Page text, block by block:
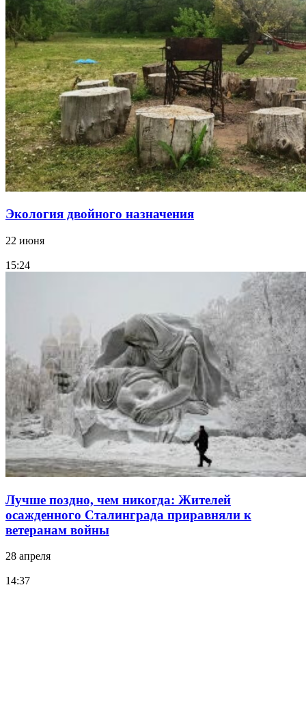
Экология двойного назначения
22 июня
15:24
Лучше поздно, чем никогда: Жителей
осажденного Сталинграда приравняли к
ветеранам войны
28 апреля
14:37